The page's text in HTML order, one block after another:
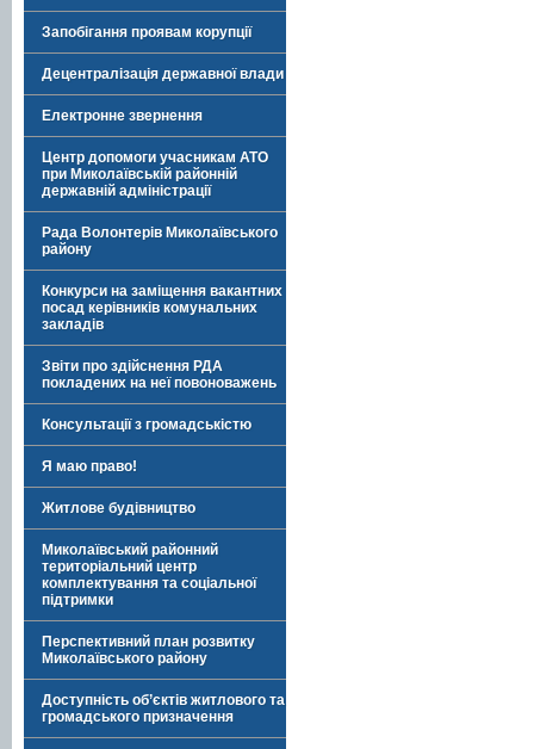
Запобігання проявам корупції
Децентралізація державної влади
Електронне звернення
Центр допомоги учасникам АТО
при Миколаївській районній
державній адміністрації
Рада Волонтерів Миколаївського
району
Конкурси на заміщення вакантних
посад керівників комунальних
закладів
Звіти про здійснення РДА
покладених на неї повоноважень
Консультації з громадськістю
Я маю право!
Житлове будівництво
Миколаївський районний
територіальний центр
комплектування та соціальної
підтримки
Перспективний план розвитку
Миколаївського району
Доступність об’єктів житлового та
громадського призначення